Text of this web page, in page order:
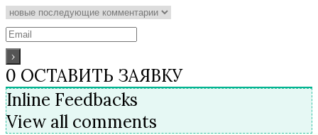
0 ОСТАВИТЬ ЗАЯВКУ
Inline Feedbacks
View all comments